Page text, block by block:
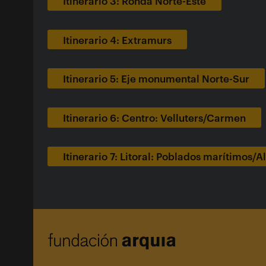
Itinerario 4: Extramurs
Itinerario 5: Eje monumental Norte-Sur
Itinerario 6: Centro: Velluters/Carmen
Itinerario 7: Litoral: Poblados marítimos/